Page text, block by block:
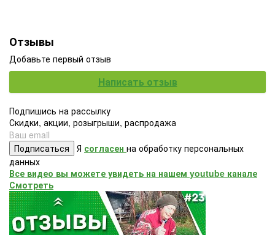
Отзывы
Добавьте первый отзыв
Написать отзыв
Подпишись на рассылку
Скидки, акции, розыгрыши, распродажа
Подписаться Я согласен на обработку персональных
данных
Все видео вы можете увидеть на нашем youtube канале
Смотреть